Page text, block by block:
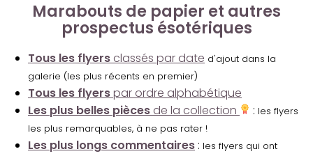
Marabouts de papier et autres
prospectus ésotériques
Tous les flyers classés par date d'ajout dans la
galerie (les plus récents en premier)
Tous les flyerspar ordre alphabétique
Les plus belles pièces de la collection : les flyers
les plus remarquables, à ne pas rater !
Les plus longs commentaires : les flyers qui ont